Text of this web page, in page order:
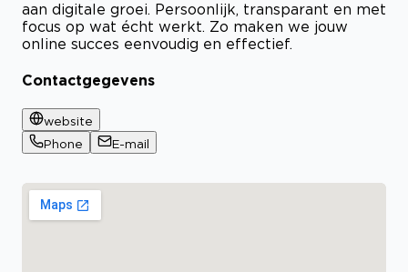
aan digitale groei. Persoonlijk, transparant en met
focus op wat écht werkt. Zo maken we jouw
online succes eenvoudig en effectief.
Contactgegevens
website
Phone
E-mail